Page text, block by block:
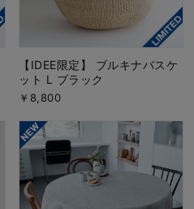
【IDEE限定】 ブルキナバスケ
ット L ブラック
￥8,800